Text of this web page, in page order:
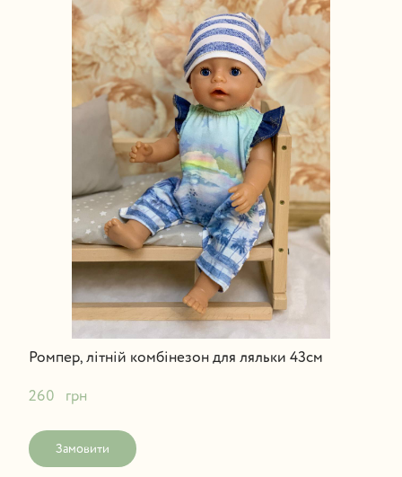
Ромпер, літній комбінезон для ляльки 43см
260   грн
Замовити